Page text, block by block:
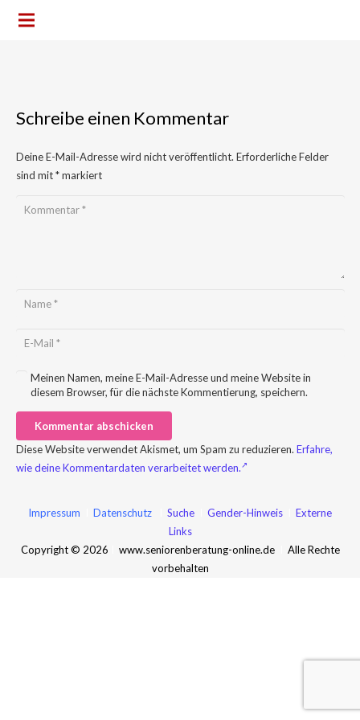
Schreibe einen Kommentar
Deine E-Mail-Adresse wird nicht veröffentlicht. Erforderliche Felder
sind mit*markiert
Meinen Namen, meine E-Mail-Adresse und meine Website in
diesem Browser, für die nächste Kommentierung, speichern.
Kommentar abschicken
Diese Website verwendet Akismet, um Spam zu reduzieren. Erfahre,
wie deine Kommentardaten verarbeitet werden.
Impressum Datenschutz Suche Gender-Hinweis
Externe
Links
Copyright © 2026
www.seniorenberatung-online.de
Alle Rechte
vorbehalten